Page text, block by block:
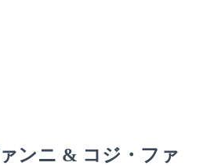
ンニ & コジ・ファ